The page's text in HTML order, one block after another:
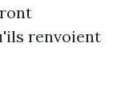
renvoient